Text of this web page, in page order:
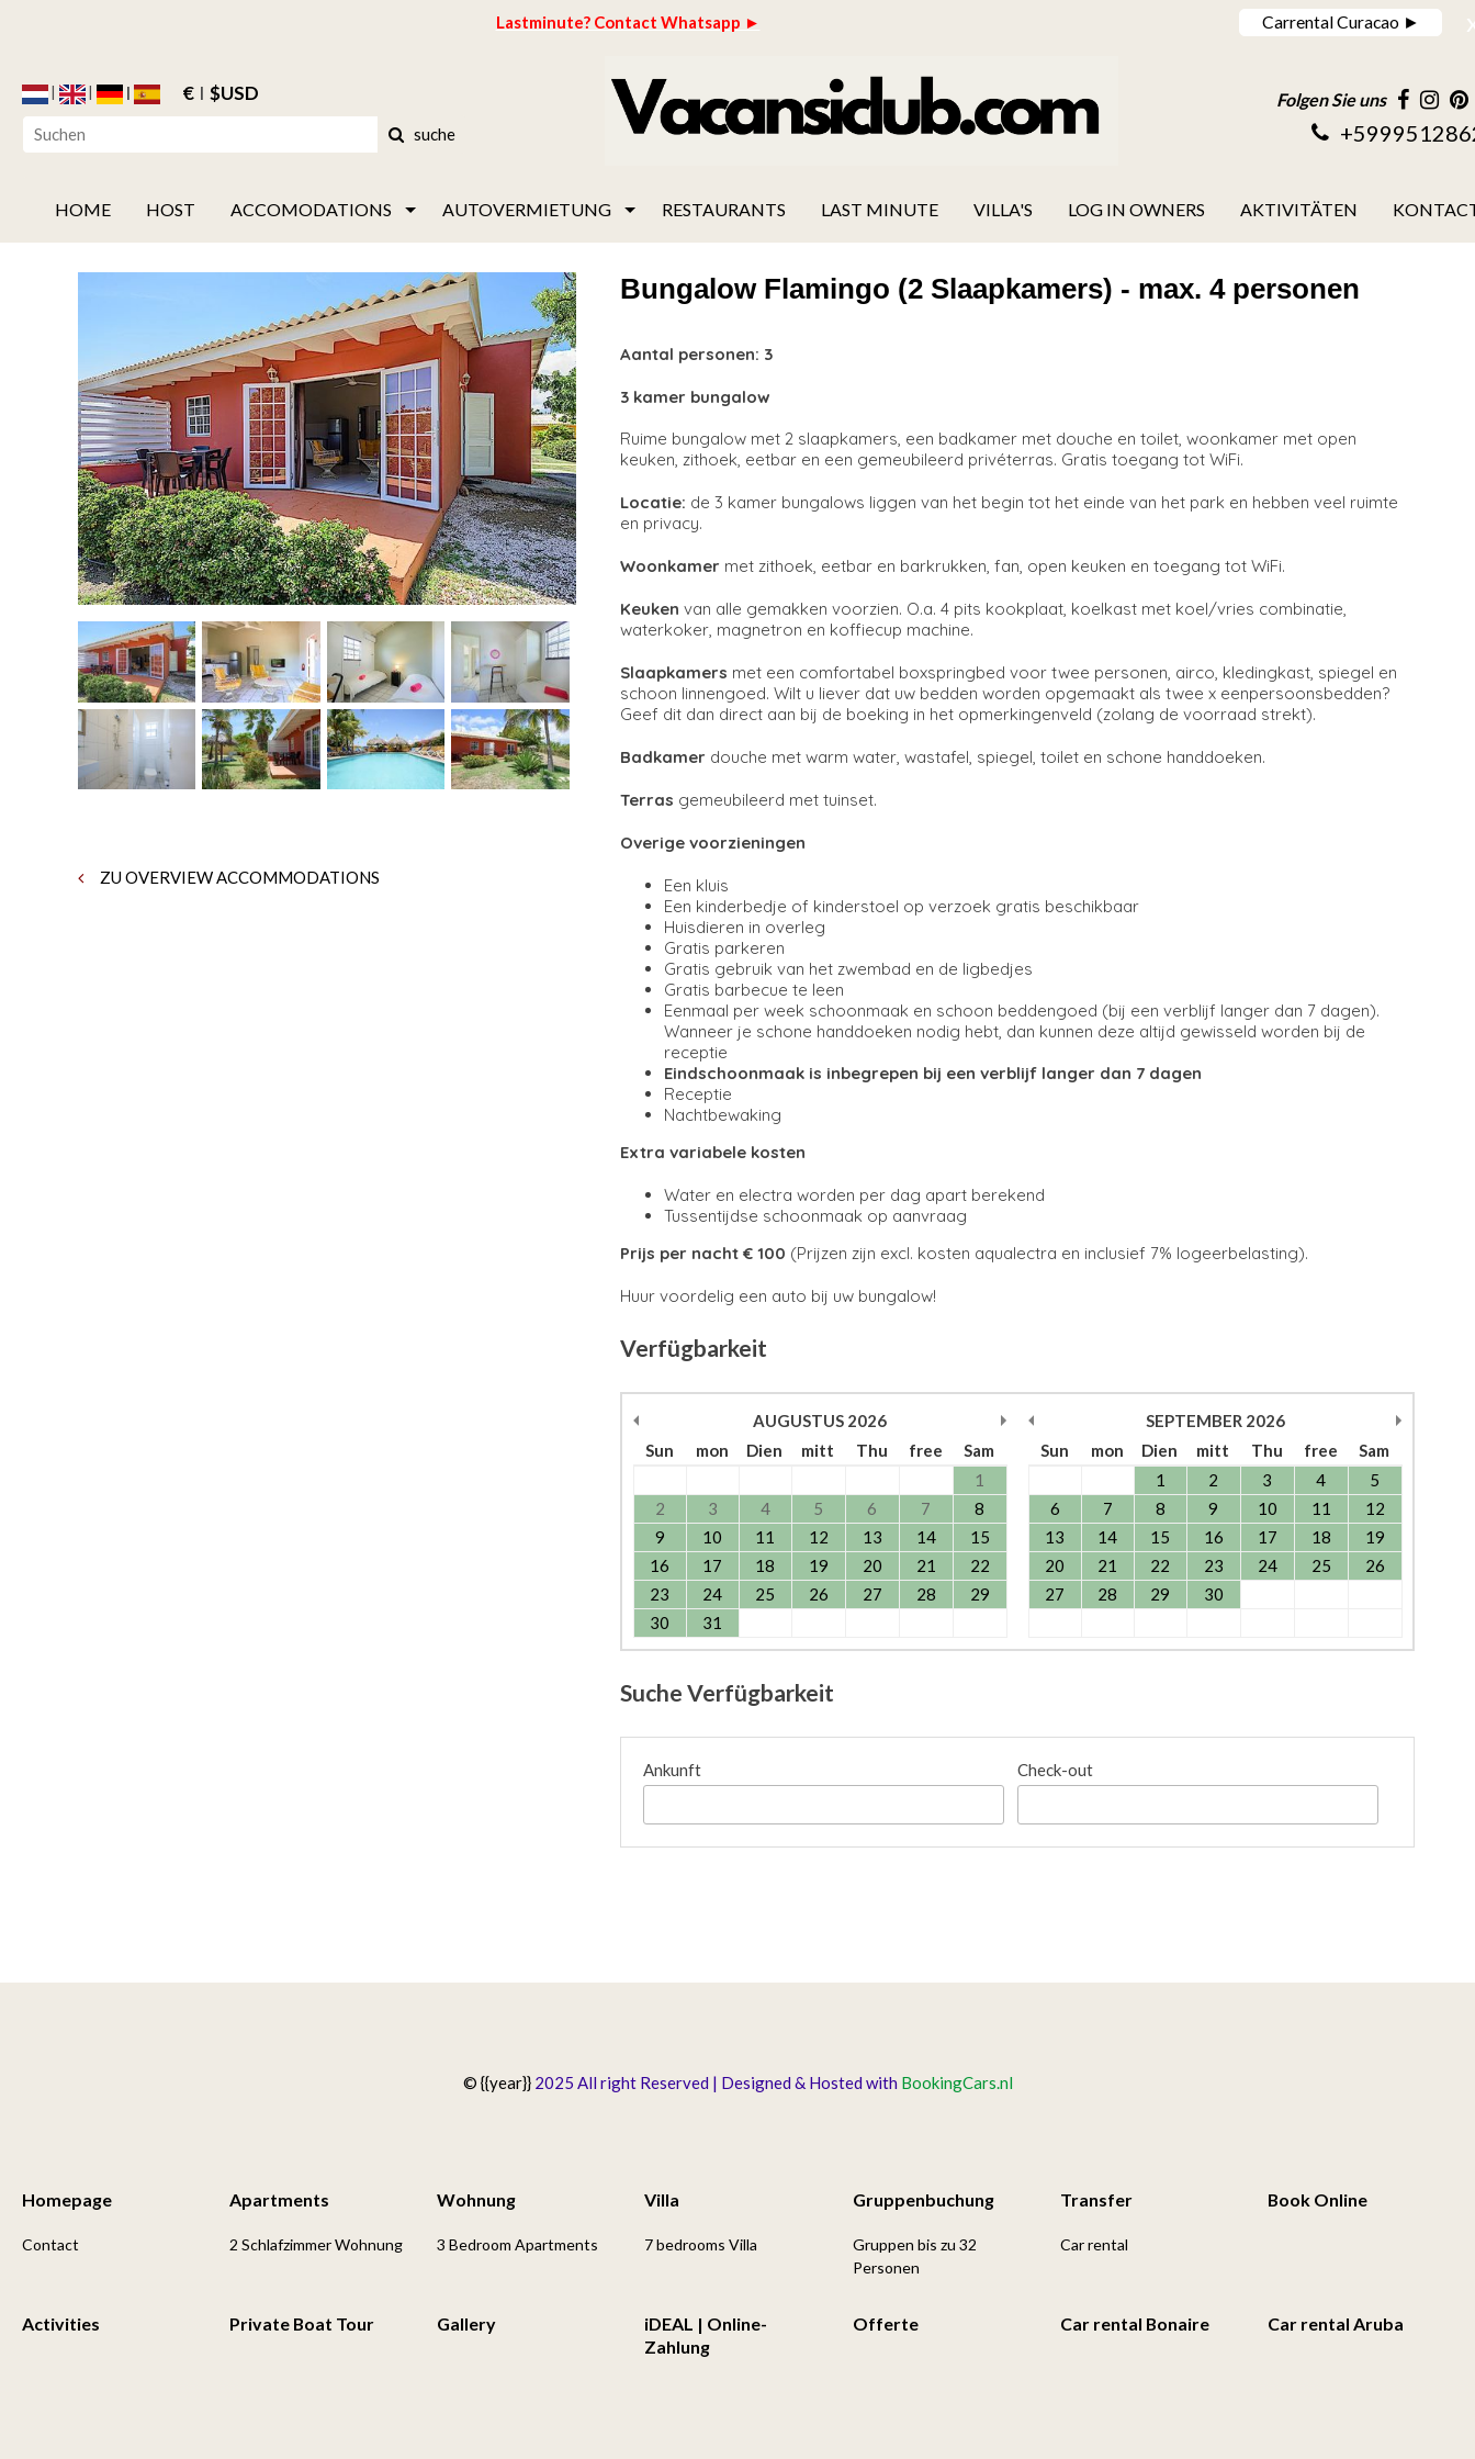
Lastminute? Contact Whatsapp ► Carrental Curacao ►
€ $USD
suche
Folgen Sie uns
HOME HOST ACCOMODATIONS AUTOVERMIETUNG RESTAURANTS LAST MINUTE VILLA'S LOG IN OWNERS AKTIVITÄTEN
ZU OVERVIEW ACCOMMODATIONS
Bungalow Flamingo (2 Slaapkamers) - max. 4 personen
Aantal personen: 3
3 kamer bungalow
Ruime bungalow met 2 slaapkamers, een badkamer met douche en toilet, woonkamer met open
keuken, zithoek, eetbar en een gemeubileerd privéterras. Gratis toegang tot WiFi.
Locatie: de 3 kamer bungalows liggen van het begin tot het einde van het park en hebben veel ruimte
en privacy.
Woonkamer met zithoek, eetbar en barkrukken, fan, open keuken en toegang tot WiFi.
Keuken van alle gemakken voorzien. O.a. 4 pits kookplaat, koelkast met koel/vries combinatie,
waterkoker, magnetron en koffiecup machine.
Slaapkamers met een comfortabel boxspringbed voor twee personen, airco, kledingkast, spiegel en
schoon linnengoed. Wilt u liever dat uw bedden worden opgemaakt als twee x eenpersoonsbedden?
Geef dit dan direct aan bij de boeking in het opmerkingenveld (zolang de voorraad strekt).
Badkamer douche met warm water, wastafel, spiegel, toilet en schone handdoeken.
Terras gemeubileerd met tuinset.
Overige voorzieningen
Een kluis
Een kinderbedje of kinderstoel op verzoek gratis beschikbaar
Huisdieren in overleg
Gratis parkeren
Gratis gebruik van het zwembad en de ligbedjes
Gratis barbecue te leen
Eenmaal per week schoonmaak en schoon beddengoed (bij een verblijf langer dan 7 dagen).
Wanneer je schone handdoeken nodig hebt, dan kunnen deze altijd gewisseld worden bij de
receptie
Eindschoonmaak is inbegrepen bij een verblijf langer dan 7 dagen
Receptie
Nachtbewaking
Extra variabele kosten
Water en electra worden per dag apart berekend
Tussentijdse schoonmaak op aanvraag
Prijs per nacht € 100 (Prijzen zijn excl. kosten aqualectra en inclusief 7% logeerbelasting).
Huur voordelig een auto bij uw bungalow!
Verfügbarkeit
AUGUSTUS 2026
Sun
mon Dien mitt Thu free
Sam
1
2
3 4 5 6 7
8
9
10 11 12 13 14
15
16
17 18 19 20 21
22
23
24 25 26 27 28
29
30
31
SEPTEMBER 2026
Sun
mon Dien mitt Thu free
Sam
1
2 3 4
5
6
7 8 9 10 11
12
13
14 15 16 17 18
19
20
21 22 23 24 25
26
27
28 29 30
Suche Verfügbarkeit
Ankunft Check-out
© {{year}}2025 All right Reserved | Designed & Hosted with BookingCars.nl
Homepage
Contact
Apartments
2 Schlafzimmer Wohnung
Wohnung
3 Bedroom Apartments
Villa
7 bedrooms Villa
Gruppenbuchung
Gruppen bis zu 32
Personen
Transfer
Car rental
Book Online
Activities Private Boat Tour Gallery
iDEAL | Online-
Zahlung
Offerte Car rental Bonaire Car rental Aruba